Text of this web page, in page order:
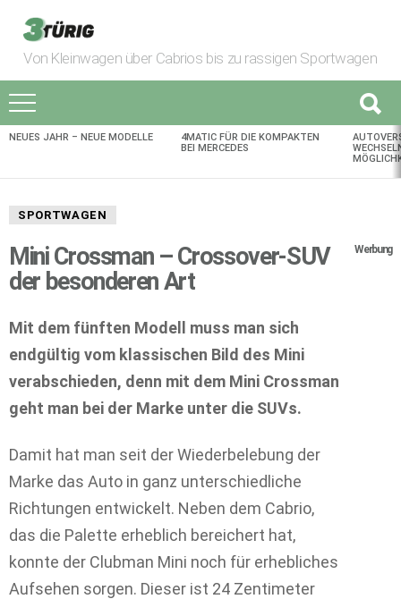
Von Kleinwagen über Cabrios bis zu rassigen Sportwagen
AKTUELLES
NEUES JAHR – NEUE MODELLE
4MATIC FÜR DIE KOMPAKTEN
BEI MERCEDES
SPORTWAGEN
Mini Crossman – Crossover-SUV
der besonderen Art
Werbung
Mit dem fünften Modell muss man sich
endgültig vom klassischen Bild des Mini
verabschieden, denn mit dem Mini Crossman
geht man bei der Marke unter die SUVs.
Damit hat man seit der Wiederbelebung der
Marke das Auto in ganz unterschiedliche
Richtungen entwickelt. Neben dem Cabrio,
das die Palette erheblich bereichert hat,
konnte der Clubman Mini noch für erhebliches
Aufsehen sorgen. Dieser ist 24 Zentimeter